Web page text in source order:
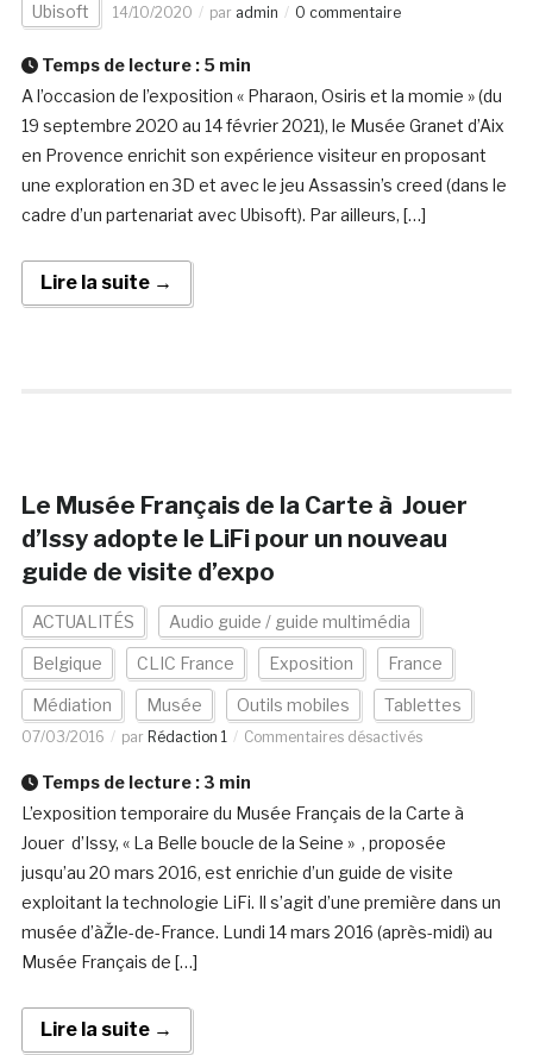
Ubisoft 14/10/2020 par admin 0 commentaire
Temps de lecture : 5 min
A l’occasion de l’exposition « Pharaon, Osiris et la momie » (du
19 septembre 2020 au 14 février 2021), le Musée Granet d’Aix
en Provence enrichit son expérience visiteur en proposant
une exploration en 3D et avec le jeu Assassin’s creed (dans le
cadre d’un partenariat avec Ubisoft). Par ailleurs, […]
Lire la suite →
Le Musée Français de la Carte à Jouer
d’Issy adopte le LiFi pour un nouveau
guide de visite d’expo
ACTUALITÉS Audio guide / guide multimédia
Belgique CLIC France Exposition France
Médiation Musée Outils mobiles Tablettes
07/03/2016 par Rédaction 1 Commentaires désactivés
Temps de lecture : 3 min
L’exposition temporaire du Musée Français de la Carte à
Jouer d’Issy, « La Belle boucle de la Seine » , proposée
jusqu’au 20 mars 2016, est enrichie d’un guide de visite
exploitant la technologie LiFi. Il s’agit d’une première dans un
musée d’àŽle-de-France. Lundi 14 mars 2016 (après-midi) au
Musée Français de […]
Lire la suite →